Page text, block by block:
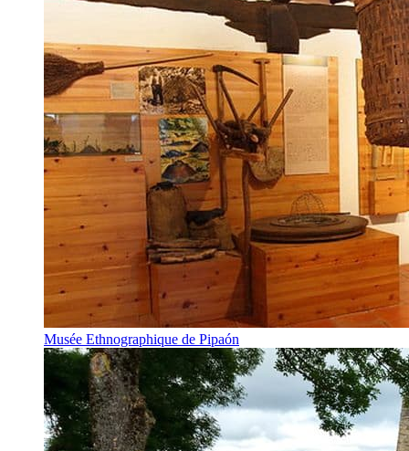
Musée Ethnographique de Pipaón